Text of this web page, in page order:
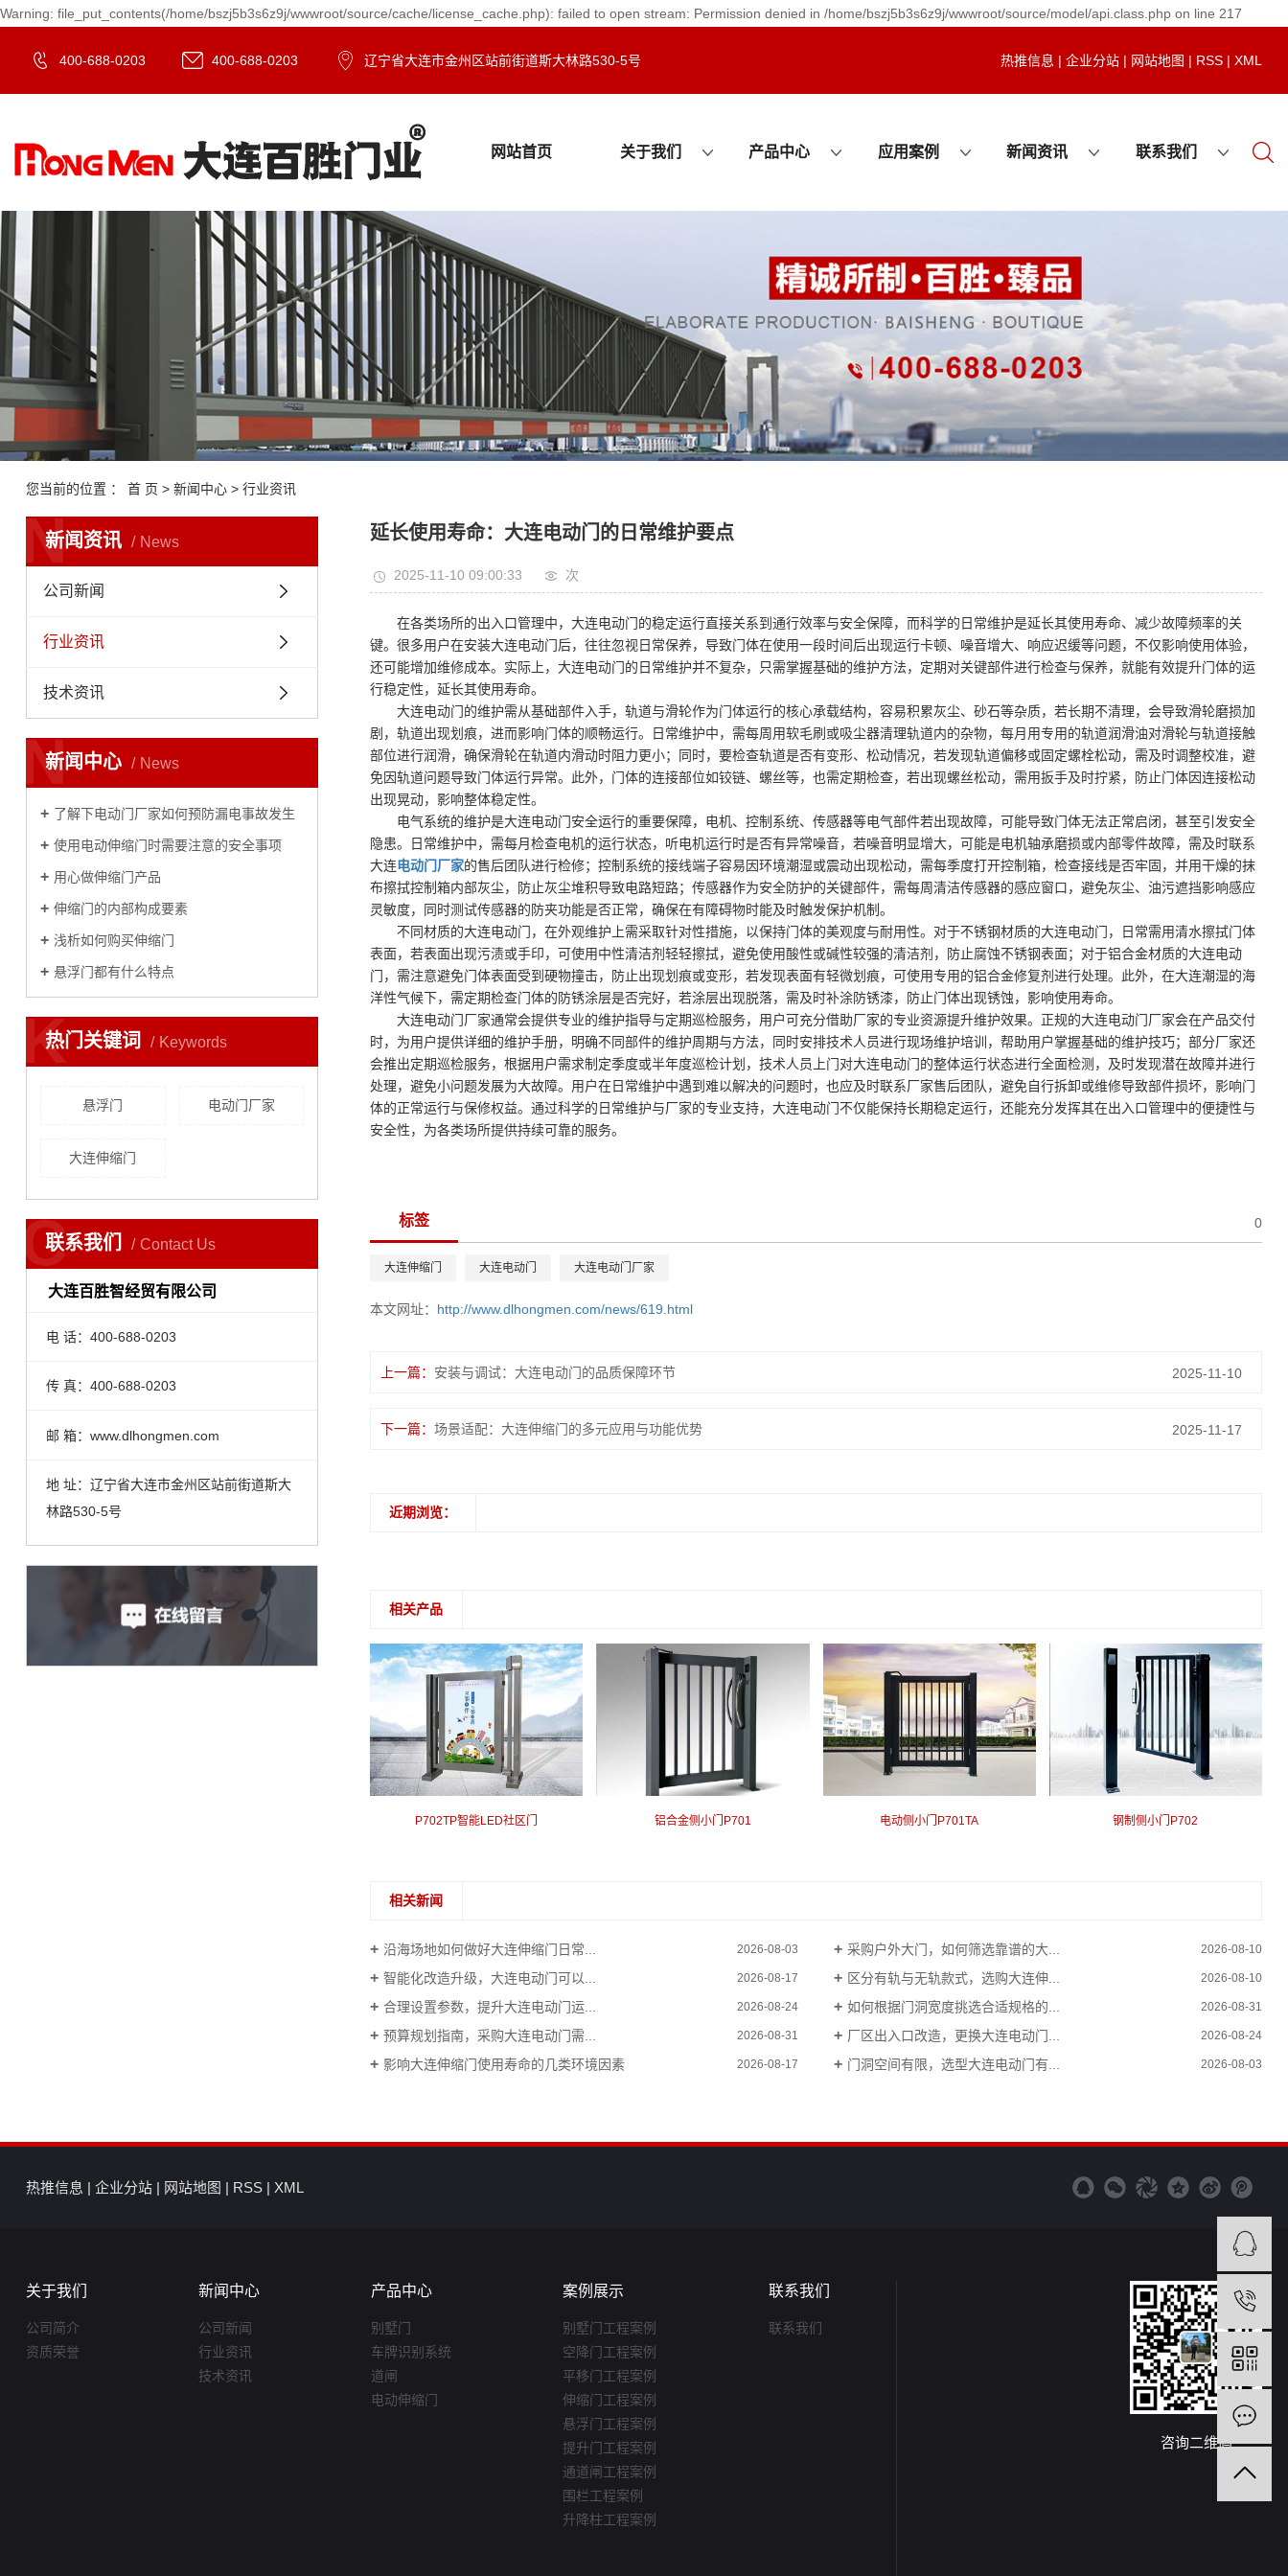
Warning: file_put_contents(/home/bszj5b3s6z9j/wwwroot/source/cache/license_cache.php): failed to open stream: Permission denied in /home/bszj5b3s6z9j/wwwroot/source/model/api.class.php on line 217
400-688-0203 400-688-0203 辽宁省大连市金州区站前街道斯大林路530-5号 热推信息 | 企业分站 | 网站地图 | RSS | XML
网站首页 关于我们 产品中心 应用案例 新闻资讯 联系我们
您当前的位置 ： 首 页 > 新闻中心 > 行业资讯
新闻资讯 News
N
公司新闻
行业资讯
技术资讯
新闻中心 News
N
了解下电动门厂家如何预防漏电事故发生
​使用电动伸缩门时需要注意的安全事项
用心做伸缩门产品
​伸缩门的内部构成要素
浅析如何购买伸缩门
​悬浮门都有什么特点
热门关键词 Keywords
K
悬浮门 电动门厂家
大连伸缩门
联系我们 Contact Us
C
大连百胜智经贸有限公司
电 话：400-688-0203
传 真：400-688-0203
邮 箱：www.dlhongmen.com
地 址：辽宁省大连市金州区站前街道斯大
林路530-5号
延长使用寿命：大连电动门的日常维护要点
2025-11-10 09:00:33 次
在各类场所的出入口管理中，大连电动门的稳定运行直接关系到通行效率与安全保障，而科学的日常维护是延长其使用寿命、减少故障频率的关
键。很多用户在安装大连电动门后，往往忽视日常保养，导致门体在使用一段时间后出现运行卡顿、噪音增大、响应迟缓等问题，不仅影响使用体验，
还可能增加维修成本。实际上，大连电动门的日常维护并不复杂，只需掌握基础的维护方法，定期对关键部件进行检查与保养，就能有效提升门体的运
行稳定性，延长其使用寿命。
大连电动门的维护需从基础部件入手，轨道与滑轮作为门体运行的核心承载结构，容易积累灰尘、砂石等杂质，若长期不清理，会导致滑轮磨损加
剧，轨道出现划痕，进而影响门体的顺畅运行。日常维护中，需每周用软毛刷或吸尘器清理轨道内的杂物，每月用专用的轨道润滑油对滑轮与轨道接触
部位进行润滑，确保滑轮在轨道内滑动时阻力更小；同时，要检查轨道是否有变形、松动情况，若发现轨道偏移或固定螺栓松动，需及时调整校准，避
免因轨道问题导致门体运行异常。此外，门体的连接部位如铰链、螺丝等，也需定期检查，若出现螺丝松动，需用扳手及时拧紧，防止门体因连接松动
出现晃动，影响整体稳定性。
电气系统的维护是大连电动门安全运行的重要保障，电机、控制系统、传感器等电气部件若出现故障，可能导致门体无法正常启闭，甚至引发安全
隐患。日常维护中，需每月检查电机的运行状态，听电机运行时是否有异常噪音，若噪音明显增大，可能是电机轴承磨损或内部零件故障，需及时联系
大连电动门厂家的售后团队进行检修；控制系统的接线端子容易因环境潮湿或震动出现松动，需每季度打开控制箱，检查接线是否牢固，并用干燥的抹
布擦拭控制箱内部灰尘，防止灰尘堆积导致电路短路；传感器作为安全防护的关键部件，需每周清洁传感器的感应窗口，避免灰尘、油污遮挡影响感应
灵敏度，同时测试传感器的防夹功能是否正常，确保在有障碍物时能及时触发保护机制。
不同材质的大连电动门，在外观维护上需采取针对性措施，以保持门体的美观度与耐用性。对于不锈钢材质的大连电动门，日常需用清水擦拭门体
表面，若表面出现污渍或手印，可使用中性清洁剂轻轻擦拭，避免使用酸性或碱性较强的清洁剂，防止腐蚀不锈钢表面；对于铝合金材质的大连电动
门，需注意避免门体表面受到硬物撞击，防止出现划痕或变形，若发现表面有轻微划痕，可使用专用的铝合金修复剂进行处理。此外，在大连潮湿的海
洋性气候下，需定期检查门体的防锈涂层是否完好，若涂层出现脱落，需及时补涂防锈漆，防止门体出现锈蚀，影响使用寿命。
大连电动门厂家通常会提供专业的维护指导与定期巡检服务，用户可充分借助厂家的专业资源提升维护效果。正规的大连电动门厂家会在产品交付
时，为用户提供详细的维护手册，明确不同部件的维护周期与方法，同时安排技术人员进行现场维护培训，帮助用户掌握基础的维护技巧；部分厂家还
会推出定期巡检服务，根据用户需求制定季度或半年度巡检计划，技术人员上门对大连电动门的整体运行状态进行全面检测，及时发现潜在故障并进行
处理，避免小问题发展为大故障。用户在日常维护中遇到难以解决的问题时，也应及时联系厂家售后团队，避免自行拆卸或维修导致部件损坏，影响门
体的正常运行与保修权益。通过科学的日常维护与厂家的专业支持，大连电动门不仅能保持长期稳定运行，还能充分发挥其在出入口管理中的便捷性与
安全性，为各类场所提供持续可靠的服务。
标签 0
大连伸缩门 大连电动门 大连电动门厂家
本文网址： http://www.dlhongmen.com/news/619.html
上一篇： 安装与调试：大连电动门的品质保障环节 2025-11-10
下一篇： 场景适配：大连伸缩门的多元应用与功能优势 2025-11-17
近期浏览：
相关产品
P702TP智能LED社区门 铝合金侧小门P701 电动侧小门P701TA 钢制侧小门P702
相关新闻
沿海场地如何做好大连伸缩门日常... 2026-08-03 采购户外大门，如何筛选靠谱的大... 2026-08-10
智能化改造升级，大连电动门可以... 2026-08-17 区分有轨与无轨款式，选购大连伸... 2026-08-10
合理设置参数，提升大连电动门运... 2026-08-24 如何根据门洞宽度挑选合适规格的... 2026-08-31
预算规划指南，采购大连电动门需... 2026-08-31 厂区出入口改造，更换大连电动门... 2026-08-24
影响大连伸缩门使用寿命的几类环境因素 2026-08-17 门洞空间有限，选型大连电动门有... 2026-08-03
热推信息 | 企业分站 | 网站地图 | RSS | XML
关于我们
公司简介
资质荣誉
新闻中心
公司新闻
行业资讯
技术资讯
产品中心
别墅门
车牌识别系统
道闸
电动伸缩门
案例展示
别墅门工程案例
空降门工程案例
平移门工程案例
伸缩门工程案例
悬浮门工程案例
提升门工程案例
通道闸工程案例
围栏工程案例
升降柱工程案例
联系我们
联系我们
咨询二维码